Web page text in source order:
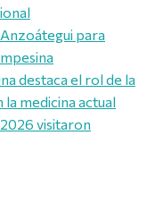
para
destaca el rol de la
la medicina actual
visitaron